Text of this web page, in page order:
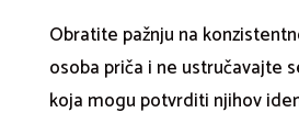
Obratite pažnju na
osoba priča i ne ustručavajte
koja mogu potvrditi njihov